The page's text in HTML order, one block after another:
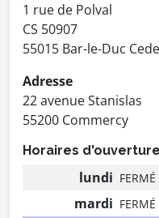
1 rue de Polval
CS 50907
55015 Bar-le-Duc
Adresse
22 avenue Stanislas
55200 Commercy
Horaires d'ouverture
lundi FERMÉ
mardi FERMÉ